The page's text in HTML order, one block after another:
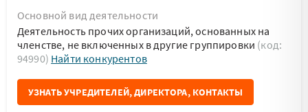
Основной вид деятельности
Деятельность прочих организаций, основанных на
членстве, не включенных в другие группировки (код:
94990) Найти конкурентов
УЗНАТЬ УЧРЕДИТЕЛЕЙ, ДИРЕКТОРА, КОНТАКТЫ